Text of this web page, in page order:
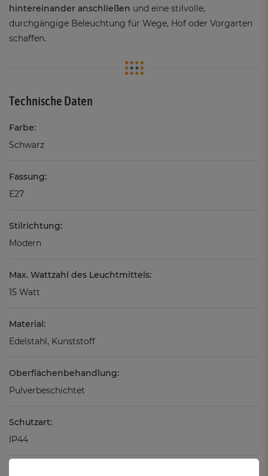
hintereinander anschließen und eine stilvolle,
durchgängige Beleuchtung für Wege, Hof oder Vorgarten
schaffen.
Technische Daten
Farbe:
Schwarz
Fassung:
E27
Stilrichtung:
Modern
Max. Wattzahl des Leuchtmittels:
15 Watt
Material:
Edelstahl, Kunststoff
Oberflächenbehandlung:
Pulverbeschichtet
Schutzart:
IP44